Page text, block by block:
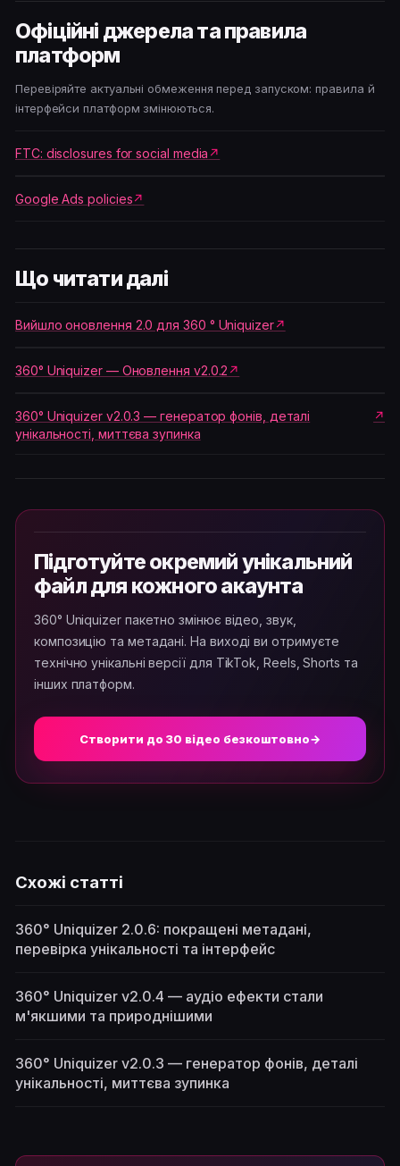
Офіційні джерела та правила
платформ
Перевіряйте актуальні обмеження перед запуском: правила й
інтерфейси платформ змінюються.
FTC: disclosures for social media
Google Ads policies
Що читати далі
Вийшло оновлення 2.0 для 360 ° Uniquizer
360° Uniquizer — Оновлення v2.0.2
360° Uniquizer v2.0.3 — генератор фонів, деталі
унікальності, миттєва зупинка
Підготуйте окремий унікальний
файл для кожного акаунта
360° Uniquizer пакетно змінює відео, звук,
композицію та метадані. На виході ви отримуєте
технічно унікальні версії для TikTok, Reels, Shorts та
інших платформ.
Створити до 30 відео безкоштовно→
Схожі статті
360° Uniquizer 2.0.6: покращені метадані,
перевірка унікальності та інтерфейс
360° Uniquizer v2.0.4 — аудіо ефекти стали
м'якшими та природнішими
360° Uniquizer v2.0.3 — генератор фонів, деталі
унікальності, миттєва зупинка